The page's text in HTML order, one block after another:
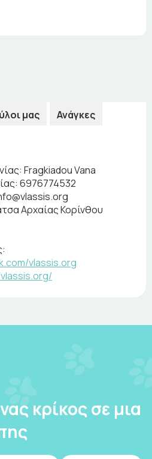
μας
Ανάγκες
Fragkiadou Vana
6976774532
Αρχαίας Κορίνθου
vlassis.org
κρίκος σε μια